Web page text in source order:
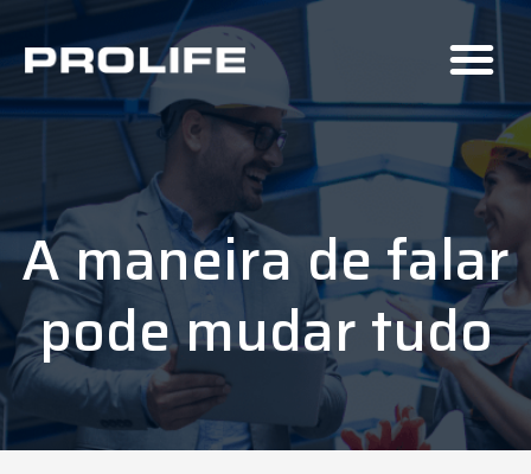
A maneira de falar
pode mudar tudo